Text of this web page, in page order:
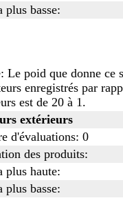
plus basse:
Le poid que donne ce
enregistrés par
est de 20 à 1.
extérieurs
d'évaluations: 0
des produits:
plus haute:
plus basse: